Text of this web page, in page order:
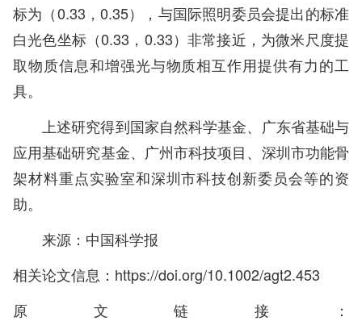
标为（0.33，0.35），与国际照明委员会提出的标准
白光色坐标（0.33，0.33）非常接近，为微米尺度提
取物质信息和增强光与物质相互作用提供有力的工
具。
上述研究得到国家自然科学基金、广东省基础与
应用基础研究基金、广州市科技项目、深圳市功能骨
架材料重点实验室和深圳市科技创新委员会等的资
助。
来源：中国科学报
相关论文信息： https://doi.org/10.1002/agt2.453
原文链接：